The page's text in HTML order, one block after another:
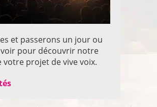
et passerons un jour ou
voir pour découvrir notre
projet de vive voix.